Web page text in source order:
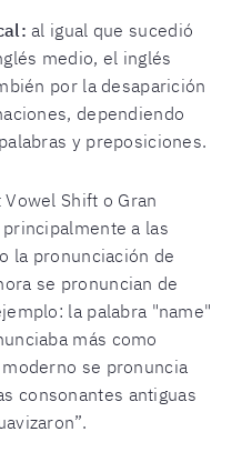
al igual que sucedió
medio, el inglés
por la desaparición
dependiendo
y preposiciones.
Vowel Shift o Gran
a las
la pronunciación de
se pronuncian de
la palabra "name"
más como
se pronuncia
consonantes antiguas